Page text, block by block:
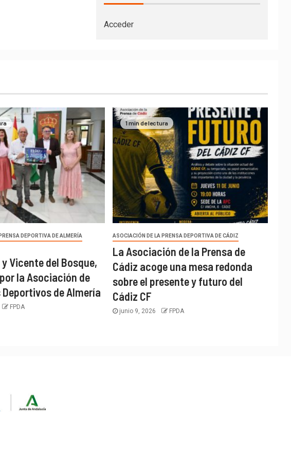
Acceder
DEPORTIVA DE ALMERÍA
Vicente del Bosque,
la Asociación de
de Almería
FPDA
1 min de lectura
ASOCIACIÓN DE LA PRENSA DEPORTIVA DE CÁDIZ
La Asociación de la Prensa de
Cádiz acoge una mesa redonda
sobre el presente y futuro del
Cádiz CF
junio 9, 2026 FPDA